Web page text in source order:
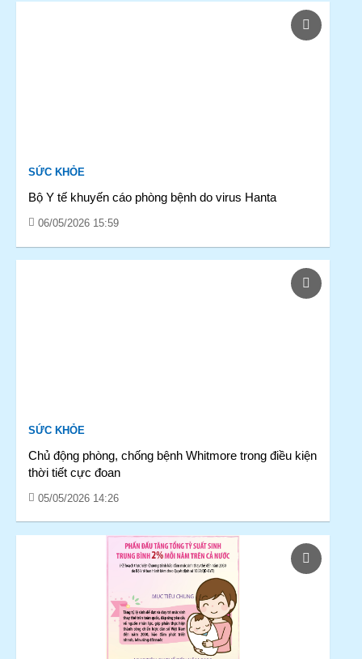
SỨC KHỎE
Bộ Y tế khuyến cáo phòng bệnh do virus Hanta
06/05/2026 15:59
SỨC KHỎE
Chủ động phòng, chống bệnh Whitmore trong điều kiện
thời tiết cực đoan
05/05/2026 14:26